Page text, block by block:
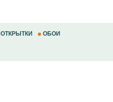
ОТКРЫТКИ ОБОИ